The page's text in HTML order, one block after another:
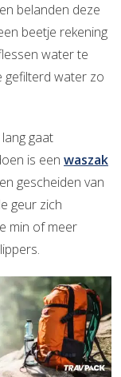
belanden deze
beetje rekening
water te
gefilterd water zo
gaat
is een waszak
gescheiden van
geur zich
min of meer